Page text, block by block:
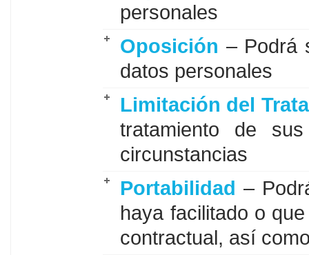
personales
Oposición – Podrá
datos personales
Limitación del
tratamiento de
circunstancias
Portabilidad –
haya facilitado o
contractual, así